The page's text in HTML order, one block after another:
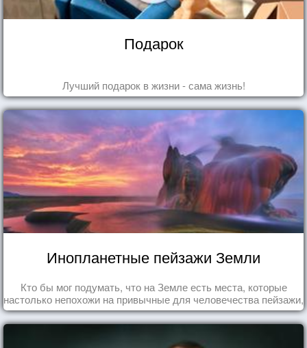
Подарок
Лучший подарок в жизни - сама жизнь!
Инопланетные пейзажи Земли
Кто бы мог подумать, что на Земле есть места, которые
настолько непохожи на привычные для человечества пейзажи,
что кажутся и вовсе инопланетными!